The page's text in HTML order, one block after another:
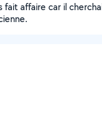
fait affaire car il